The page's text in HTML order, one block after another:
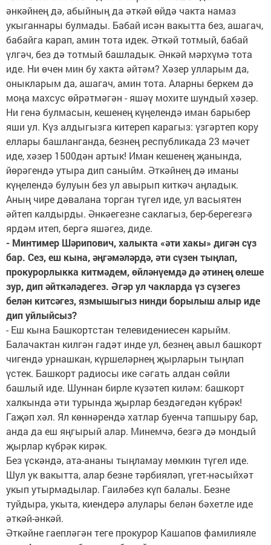
әнкәйнең дә, абыйның да әткәй өйдә чакта намаз
укыганнары булмады. Бабай исән вакытта без, ашагач,
бабайга карап, амин тота идек. Әткәй тотмый, бабай
үлгәч, без дә тотмый башладык. Әнкәй мәрхүмә тота
иде. Ни өчен мин бу хакта әйтәм? Хәзер улларым да,
оныкларым да, ашагач, амин тота. Аларны беркем дә
моңа махсус өйрәтмәгән - яшәү мохите шундый хәзер.
Ни генә булмасын, кешенең күңелендә иман барыбер
яши ул. Күз алдыгызга китереп карагыз: үзгәртеп кору
еллары башланганда, безнең республикада 23 мәчет
иде, хәзер 1500дән артык! Иман кешенең җанында,
йөрәгендә утыра дип саныйм. Әткәйнең дә иманы
күңелендә булуын без ул авырып киткәч аңладык.
Аның чире дәвалана торган түгел иде, ул васыятен
әйтеп калдырды. Әнкәегезне сак­лагыз, бер-берегезгә
ярдәм итеп, бергә яшәгез, диде.
- Минтимер Шәрипович, халыкта «әти хакы» дигән сүз
бар. Сез, еш кына, әңгәмәләрдә, әти сүзен тыңлап,
прокурорлыкка китмәдем, өйләнүемдә дә әтинең өлеше
зур, дип әйткәләдегез. Әгәр ул чакларда үз сүзегез
белән китсәгез, язмышыгыз нинди борылыш алыр иде
дип уйлыйсыз?
- Еш кына Башкортстан телевидениесен карыйм.
Балачактан килгән гадәт инде ул, безнең авыл башкорт
чигендә урнашкан, күршеләрнең җырларын тыңлап
үстек. Башкорт радиосы ике сәгать алдан сөйли
башлый иде. Шуннан бирле күзәтеп киләм: башкорт
халкында әти турында җырлар бездәгедән күбрәк!
Гаҗәп хәл. Ял көннәрендә хатлар буенча тапшыру бар,
анда да еш яңгырый алар. Минемчә, безгә дә мондый
җырлар күбрәк кирәк.
Без үскәндә, ата-ананы тыңламау мөмкин түгел иде.
Шул ук вакытта, алар безне тәрбияләп, үгет-нәсыйхәт
укып утырмадылар. Гаиләбез күп балалы. Безне
туйдыра, укыта, киендерә алулары белән бәхетле иде
әткәй-әнкәй.
Әткәйне гаепләгән теге прокурор Кашапов фа­милия­ле